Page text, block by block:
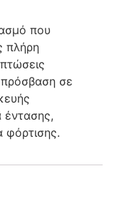
που
πλήρη
σε
φόρτισης.